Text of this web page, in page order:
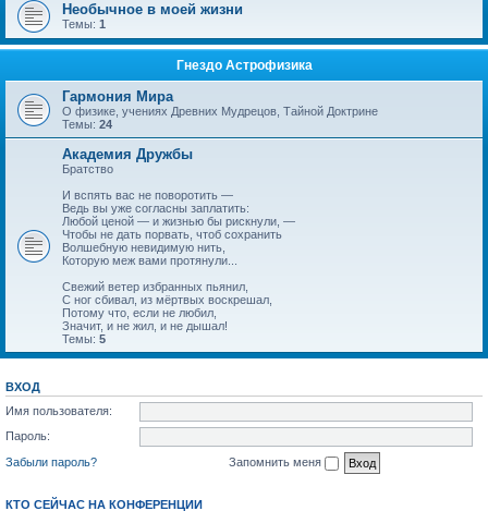
Необычное в моей жизни
Темы: 1
Гнездо Астрофизика
Гармония Мира
О физике, учениях Древних Мудрецов, Тайной Доктрине
Темы: 24
Академия Дружбы
Братство
И вспять вас не поворотить —
Ведь вы уже согласны заплатить:
Любой ценой — и жизнью бы рискнули, —
Чтобы не дать порвать, чтоб сохранить
Волшебную невидимую нить,
Которую меж вами протянули...
Свежий ветер избранных пьянил,
С ног сбивал, из мёртвых воскрешал,
Потому что, если не любил,
Значит, и не жил, и не дышал!
Темы: 5
ВХОД
Имя пользователя:
Пароль:
Забыли пароль?
Запомнить меня
КТО СЕЙЧАС НА КОНФЕРЕНЦИИ